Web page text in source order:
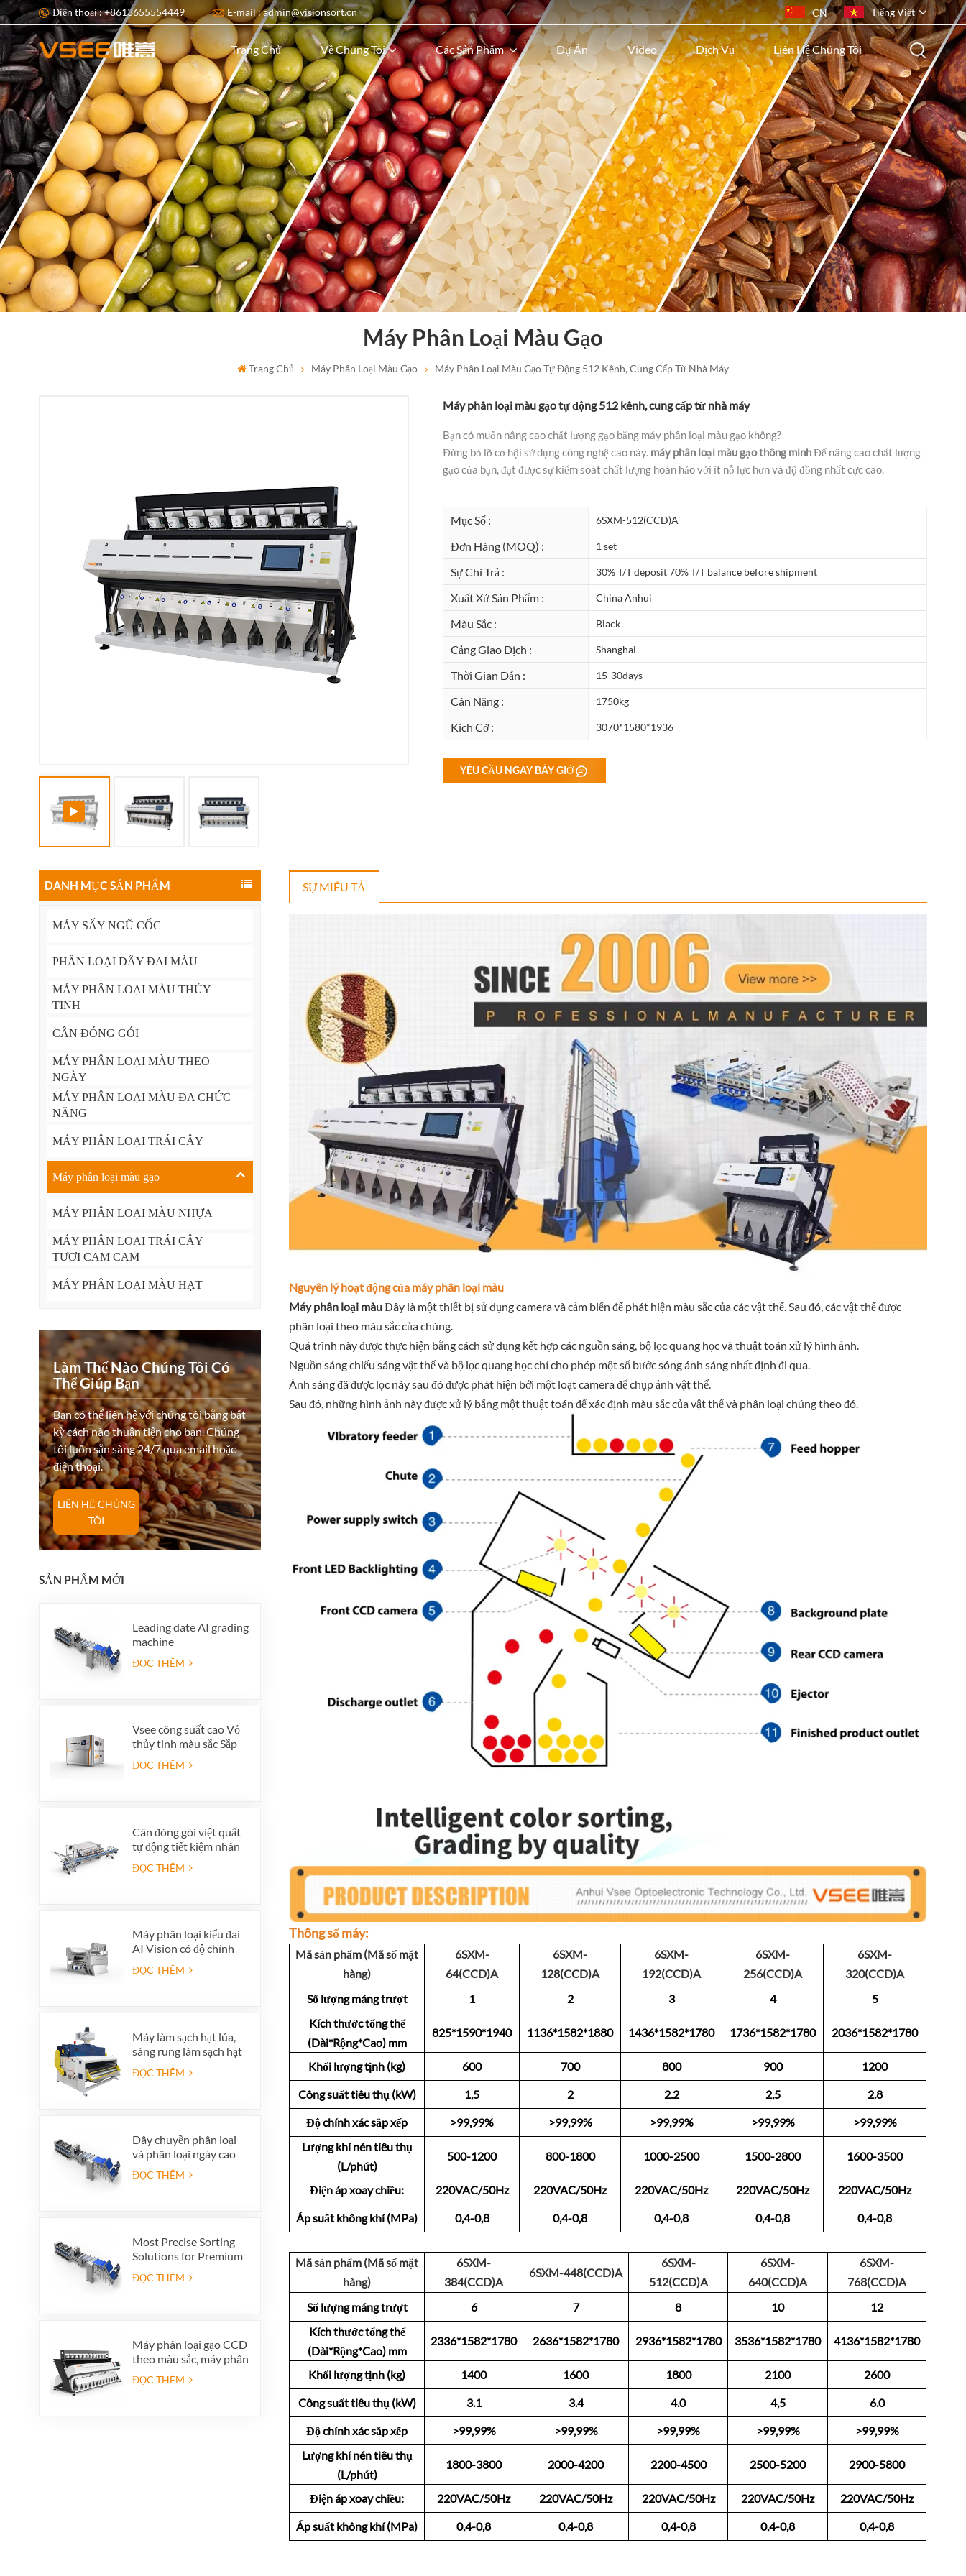
Điện thoại : +8613655554449 E-mail : admin@visionsort.cn CN Tiếng Việt
English
français
русский
español
português
ไทย
Indonesia
Tiếng việt
Trang Chủ Về Chúng Tôi Các Sản Phẩm Dự Án Video Dịch Vụ Liên Hệ Chúng Tôi
Máy Phân Loại Màu Gạo
Trang Chủ Máy Phân Loại Màu Gạo Máy Phân Loại Màu Gạo Tự Động 512 Kênh, Cung Cấp Từ Nhà Máy
Máy phân loại màu gạo tự động 512 kênh, cung cấp từ nhà máy
Bạn có muốn nâng cao chất lượng gạo bằng máy phân loại màu gạo không?
Đừng bỏ lỡ cơ hội sử dụng công nghệ cao này. máy phân loại màu gạo thông minhĐể nâng cao chất lượng
gạo của bạn, đạt được sự kiểm soát chất lượng hoàn hảo với ít nỗ lực hơn và độ đồng nhất cực cao.
Mục Số : 6SXM-512(CCD)A
Đơn Hàng (MOQ) : 1 set
Sự Chi Trả : 30% T/T deposit 70% T/T balance before shipment
Xuất Xứ Sản Phẩm : China Anhui
Màu Sắc : Black
Cảng Giao Dịch : Shanghai
Thời Gian Dẫn : 15-30days
Cân Nặng : 1750kg
Kích Cỡ : 3070*1580*1936
YÊU CẦU NGAY BÂY GIỜ
DANH MỤC SẢN PHẨM
MÁY SẤY NGŨ CỐC
PHÂN LOẠI DÂY ĐAI MÀU
MÁY PHÂN LOẠI MÀU THỦY
TINH
CÂN ĐÓNG GÓI
MÁY PHÂN LOẠI MÀU THEO
NGÀY
MÁY PHÂN LOẠI MÀU ĐA CHỨC
NĂNG
MÁY PHÂN LOẠI TRÁI CÂY
Máy phân loại màu gạo
MÁY PHÂN LOẠI MÀU NHỰA
MÁY PHÂN LOẠI TRÁI CÂY
TƯƠI CAM CAM
MÁY PHÂN LOẠI MÀU HẠT
Làm Thế Nào Chúng Tôi Có
Thể Giúp Bạn
Bạn có thể liên hệ với chúng tôi bằng bất
kỳ cách nào thuận tiện cho bạn. Chúng
tôi luôn sẵn sàng 24/7 qua email hoặc
điện thoại.
LIÊN HỆ CHÚNG
TÔI
SẢN PHẨM MỚI
Leading date AI grading
machine
ĐỌC THÊM
Vsee công suất cao Vỏ
thủy tinh màu sắc Sắp
xếp các máy phân loại
màu thủy tinh đầy màu
ĐỌC THÊM
Cân đóng gói việt quất
tự động tiết kiệm nhân
công với hệ thống loại
bỏ sản phẩm lỗi tích
ĐỌC THÊM
Máy phân loại kiểu đai
AI Vision có độ chính
ĐỌC THÊM
Máy làm sạch hạt lúa,
sàng rung làm sạch hạt
lúa, máy sàng rung, máy
làm sạch rung.
ĐỌC THÊM
Dây chuyền phân loại
và phân loại ngày cao
cấp - Tăng giá trị sản
phẩm và lợi nhuận xuất
ĐỌC THÊM
Most Precise Sorting
Solutions for Premium
Quality Dates, Date
Grader powered by
ĐỌC THÊM
Máy phân loại gạo CCD
theo màu sắc, máy phân
loại hạt gạo tự động
theo hình dạng, máy
ĐỌC THÊM
SỰ MIÊU TẢ
Nguyên lý hoạt động của máy phân loại màu
Máy phân loại màuĐây là một thiết bị sử dụng camera và cảm biến để phát hiện màu sắc của các vật thể. Sau đó, các vật thể được
phân loại theo màu sắc của chúng.
Quá trình này được thực hiện bằng cách sử dụng kết hợp các nguồn sáng, bộ lọc quang học và thuật toán xử lý hình ảnh.
Nguồn sáng chiếu sáng vật thể và bộ lọc quang học chỉ cho phép một số bước sóng ánh sáng nhất định đi qua.
Ánh sáng đã được lọc này sau đó được phát hiện bởi một loạt camera để chụp ảnh vật thể.
Sau đó, những hình ảnh này được xử lý bằng một thuật toán để xác định màu sắc của vật thể và phân loại chúng theo đó.
Thông số máy:
Mã sản phẩm (Mã số mặt
hàng)
6SXM-
64(CCD)A
6SXM-
128(CCD)A
6SXM-
192(CCD)A
6SXM-
256(CCD)A
6SXM-
320(CCD)A
Số lượng máng trượt
1 2 3 4
5
Kích thước tổng thể
(Dài*Rộng*Cao) mm
825*1590*1940 1136*1582*1880 1436*1582*1780 1736*1582*1780 2036*1582*1780
Khối lượng tịnh (kg) 600 700 800 900 1200
Công suất tiêu thụ (kW) 1,5 2 2.2 2,5 2.8
Độ chính xác sắp xếp >99,99% >99,99% >99,99% >99,99%
>99,99%
Lượng khí nén tiêu thụ
(L/phút)
500-1200 800-1800 1000-2500 1500-2800 1600-3500
Điện áp xoay chiều: 220VAC/50Hz 220VAC/50Hz 220VAC/50Hz 220VAC/50Hz 220VAC/50Hz
Áp suất không khí (MPa) 0,4-0,8 0,4-0,8 0,4-0,8 0,4-0,8 0,4-0,8
Mã sản phẩm (Mã số mặt
hàng)
6SXM-
384(CCD)A
6SXM-448(CCD)A
6SXM-
512(CCD)A
6SXM-
640(CCD)A
6SXM-
768(CCD)A
Số lượng máng trượt
6 7 8 10
12
Kích thước tổng thể
(Dài*Rộng*Cao) mm
2336*1582*1780 2636*1582*1780 2936*1582*1780 3536*1582*1780 4136*1582*1780
Khối lượng tịnh (kg) 1400 1600 1800 2100 2600
Công suất tiêu thụ (kW) 3.1 3.4 4.0 4,5 6.0
Độ chính xác sắp xếp >99,99% >99,99% >99,99% >99,99%
>99,99%
Lượng khí nén tiêu thụ
(L/phút)
1800-3800 2000-4200 2200-4500 2500-5200 2900-5800
Điện áp xoay chiều: 220VAC/50Hz 220VAC/50Hz 220VAC/50Hz 220VAC/50Hz 220VAC/50Hz
Áp suất không khí (MPa) 0,4-0,8 0,4-0,8 0,4-0,8 0,4-0,8 0,4-0,8